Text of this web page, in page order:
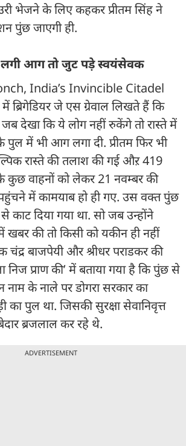
भेजने के लिए कहकर प्रीतम सिंह ने
पुंछ जाएगी ही.
आग तो जुट पड़े स्वयंसेवक
India’s Invincible Citadel
ब्रिगेडियर जे एस ग्रेवाल लिखते हैं कि
देखा कि ये लोग नहीं रुकेंगे तो रास्ते में
में भी आग लगा दी. प्रीतम फिर भी
रास्ते की तलाश की गई औऱ 419
वाहनों को लेकर 21 नवम्बर की
में कामयाब हो ही गए. उस वक्त पुंछ
काट दिया गया था. सो जब उन्होंने
खबर की तो किसी को यकीन ही नहीं
बाजपेयी और श्रीधर पराडकर की
निज प्राण की’ में बताया गया है कि पुंछ से
नाम के नाले पर डोगरा सरकार का
पुल था. जिसकी सुरक्षा सेवानिवृत्त
ब्रजलाल कर रहे थे.
ADVERTISEMENT